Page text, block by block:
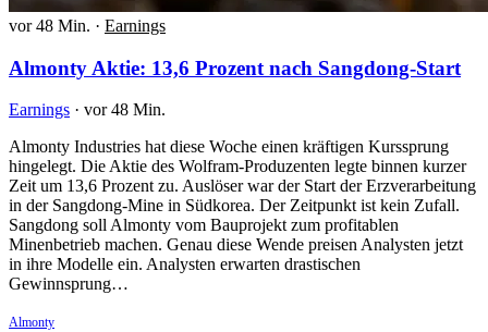
vor 48 Min. · Earnings
Almonty Aktie: 13,6 Prozent nach Sangdong-Start
Earnings · vor 48 Min.
Almonty Industries hat diese Woche einen kräftigen Kurssprung
hingelegt. Die Aktie des Wolfram-Produzenten legte binnen kurzer
Zeit um 13,6 Prozent zu. Auslöser war der Start der Erzverarbeitung
in der Sangdong-Mine in Südkorea. Der Zeitpunkt ist kein Zufall.
Sangdong soll Almonty vom Bauprojekt zum profitablen
Minenbetrieb machen. Genau diese Wende preisen Analysten jetzt
in ihre Modelle ein. Analysten erwarten drastischen
Gewinnsprung…
Almonty